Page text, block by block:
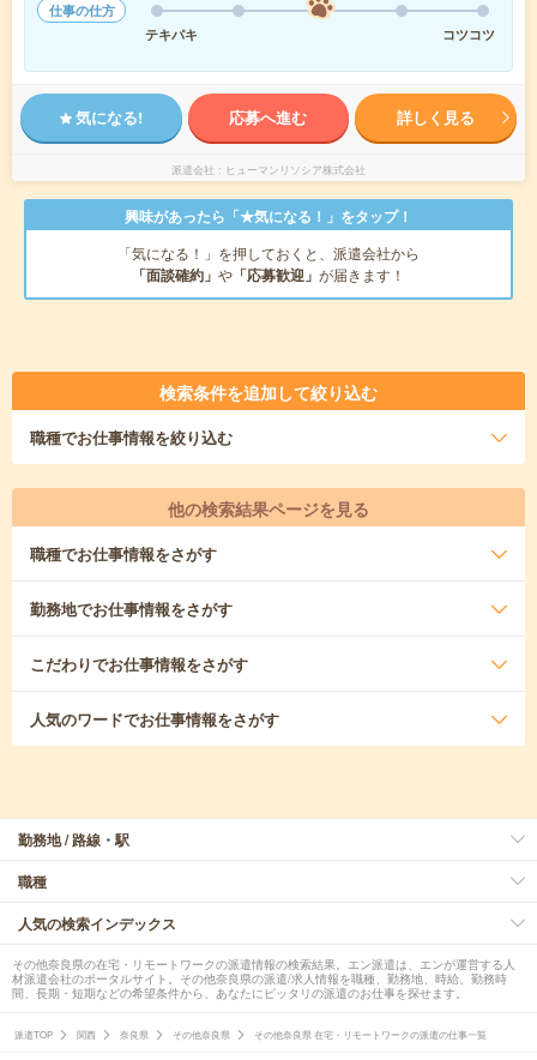
仕事の仕方
テキパキ
コツコツ
気になる! 応募へ進む 詳しく見る
派遣会社 ヒューマンリソシア株式会社
興味があったら「★気になる！」をタップ！
「気になる！」を押しておくと、派遣会社から
「面談確約」 や 「応募歓迎」 が届きます！
検索条件を追加して絞り込む
職種でお仕事情報を絞り込む
他の検索結果ページを見る
職種でお仕事情報をさがす
勤務地でお仕事情報をさがす
こだわりでお仕事情報をさがす
人気のワードでお仕事情報をさがす
勤務地 / 路線・駅
職種
人気の検索インデックス
その他奈良県の在宅・リモートワークの派遣情報の検索結果。エン派遣は、エンが運営する人
材派遣会社のポータルサイト。その他奈良県の派遣/求人情報を職種、勤務地、時給、勤務時
間、長期・短期などの希望条件から、あなたにピッタリの派遣のお仕事を探せます。
派遣TOP 関西 奈良県 その他奈良県 その他奈良県 在宅・リモートワークの派遣の仕事一覧